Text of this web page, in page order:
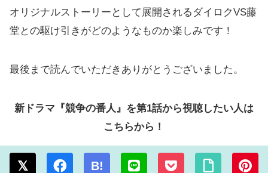
オリジナルストーリーとして展開されるダイロクVS藤
堂との駆け引きがどのようなものか楽しみです！
最後まで読んでいただきありがとうございました。
新ドラマ『競争の番人』を第1話から視聴したい人は
こちらから！
B!